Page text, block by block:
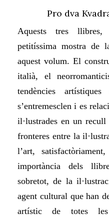
Pro dva
Aquests tres
petitíssima mostra de
aquest volum. El
italià, el
tendències
s’entremesclen i es
il·lustrades en un
fronteres entre la
l’art,
importància dels
sobretot, de la
agent cultural que han
artístic de totes